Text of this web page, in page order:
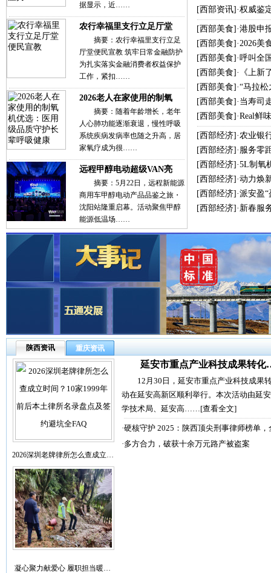
据显示，近……
农行幸福里支行立足厅堂
摘要：农行幸福里支行立足
厅堂便民宣教 筑牢日常金融防护
为扎实落实金融消费者权益保护
工作，紧扣……
2026老人在家使用的制氧
摘要：随着年龄增长，老年
人心肺功能逐渐衰退，慢性呼吸
系统疾病发病率也随之升高，居
家氧疗成为很……
远程甲醇电动超级VAN亮
摘要：5月22日，远程新能源
商用车甲醇电动产品品鉴之旅・
沈阳站隆重启幕。活动聚焦甲醇
能源低温场……
[西部资讯]·权威鉴
[西部美食]·港股申
[西部美食]·2026美
[西部美食]·呼叫全
[西部美食]·
《上
[西部美食]·“马拉
[西部美食]· 当寿司
[西部美食]·Real鲜
[西部经济]·农业银
[西部经济]· 服务零
[西部经济]·5L制氧
[西部经济]·动力焕
[西部经济]·派安盈
[西部经济]· 新春服
陕西资讯 重庆资讯
2026深圳老牌律所怎么查成立…
凝心聚力献爱心 履职担当暖…
延安市重点产业科技成果转
12月30日，延安市重点产业科技成果
动在延安高新区顺利举行。本次活动由延
学技术局、延安高……[查看全文]
·硬核守护 2025：陕西顶尖刑事律师榜单
·多方合力，破获十余万元路产被盗案